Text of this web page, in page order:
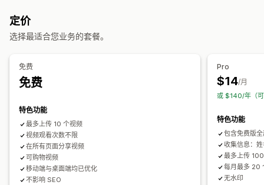
视频模板
自动适应移动设备
分析
互动跟踪
定价
选择最适合您业务的套餐。
免费
免费
特色功能
最多上传 10 个视频
视频观看次数不限
在所有页面分享视频
可购物视频
移动端与桌面端均已优化
不影响 SEO
Pro
$14/月
或 $140/年（
特色功能
包含免费版
收集信息：
最多上传
每月最多 20
无水印